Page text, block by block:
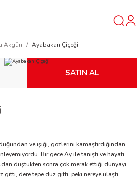
Akgün Ayabakan Çiçeği
SATIN AL
ve ışığı, gözlerini kamaştırdığından
Bir gece Ay ile tanıştı ve hayatı
düştükten sonra çok merak ettiği dünyayı
dere tepe düz gitti, peki nereye ulaştı